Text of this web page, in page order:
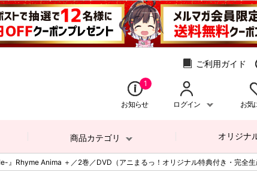
ご利用ガイド
1
お知らせ ログイン お気
商品カテゴリ オリジナ
』Rhyme Anima ＋／2巻／DVD（アニまるっ！オリジナル特典付き・完全生